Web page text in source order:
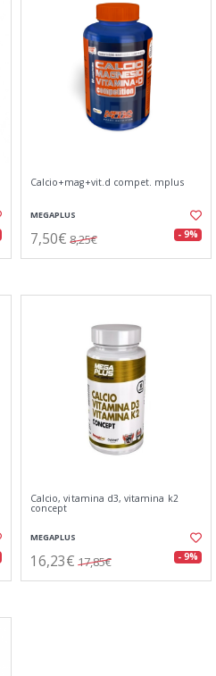
Calcio+mag+vit.d compet. mplus
MEGAPLUS
7,50€ 8,25€ - 9%
Calcio, vitamina d3, vitamina k2
concept
MEGAPLUS
16,23€ 17,85€ - 9%